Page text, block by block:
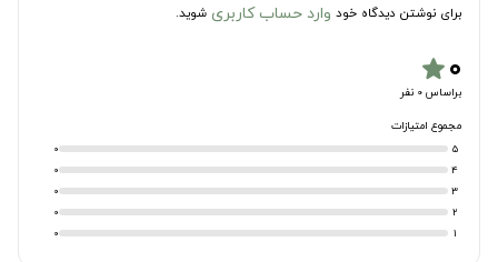
برای نوشتن دیدگاه خود وارد حساب کاربری شوید.
۰star
براساس 0 نفر
مجموع امتیازات
5
0
4
0
3
0
2
0
1
0